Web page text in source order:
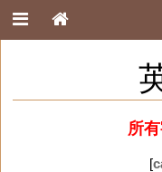
所
[